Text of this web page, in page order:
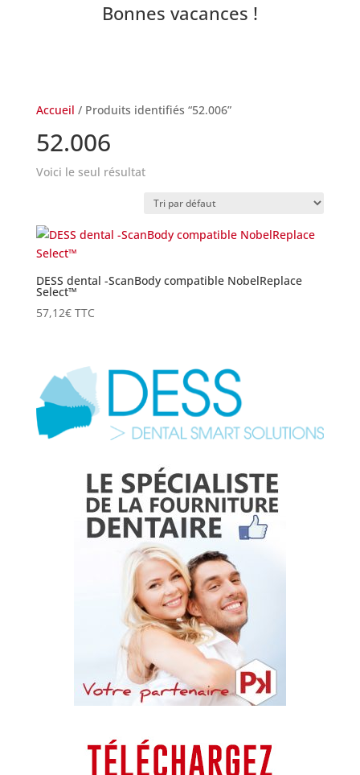
Bonnes vacances !
Accueil / Produits identifiés “52.006”
52.006
Voici le seul résultat
DESS dental -ScanBody compatible NobelReplace
Select™
57,12€ TTC